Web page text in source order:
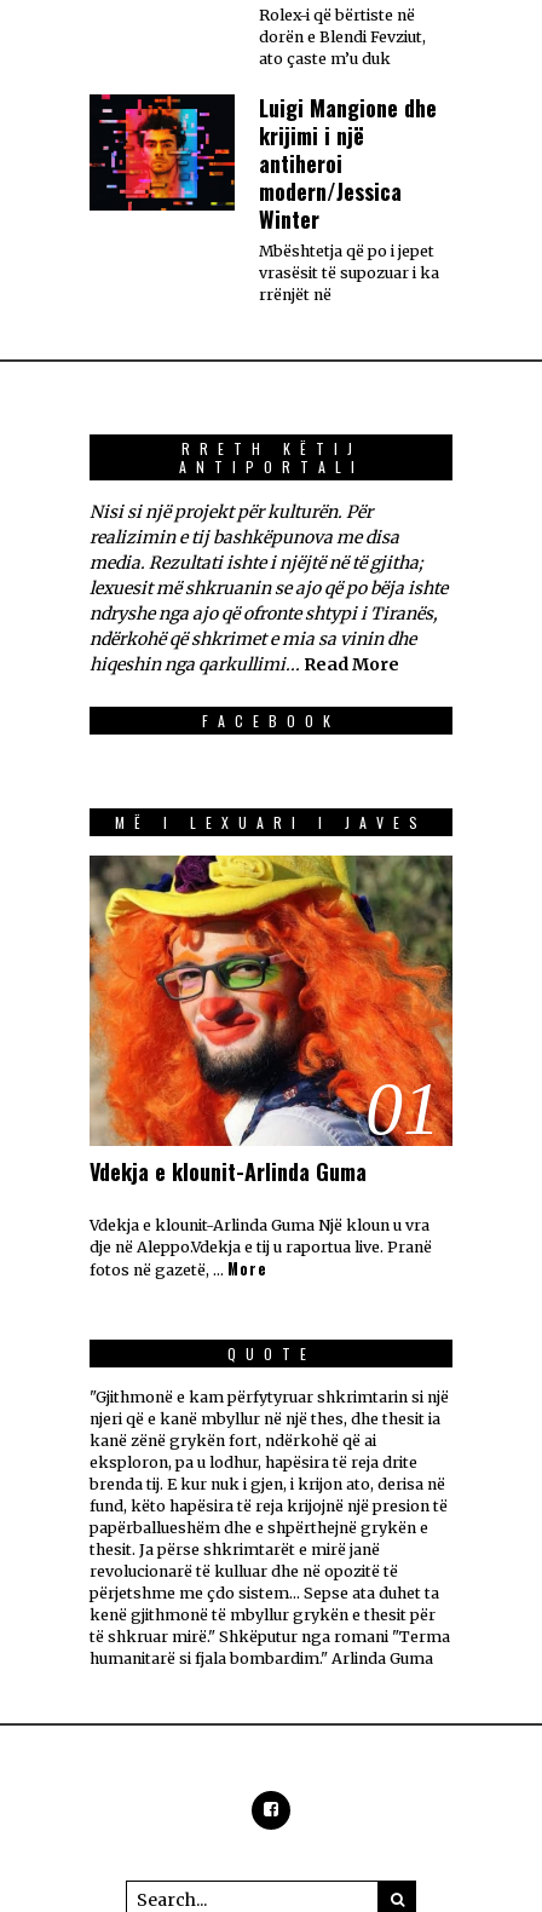
Rolex-i që bërtiste në
dorën e Blendi Fevziut,
ato çaste m’u duk
Luigi Mangione dhe
krijimi i një
antiheroi
modern/Jessica
Winter
Mbështetja që po i jepet
vrasësit të supozuar i ka
rrënjët në
RRETH KËTIJ
ANTIPORTALI
Nisi si një projekt për kulturën. Për
realizimin e tij bashkëpunova me disa
media. Rezultati ishte i njëjtë në të gjitha;
lexuesit më shkruanin se ajo që po bëja ishte
ndryshe nga ajo që ofronte shtypi i Tiranës,
ndërkohë që shkrimet e mia sa vinin dhe
hiqeshin nga qarkullimi... Read More
FACEBOOK
MË I LEXUARI I JAVES
01
Vdekja e klounit-Arlinda Guma
Vdekja e klounit-Arlinda Guma Një kloun u vra
dje në Aleppo.Vdekja e tij u raportua live. Pranë
fotos në gazetë, … More
QUOTE
"Gjithmonë e kam përfytyruar shkrimtarin si një
njeri që e kanë mbyllur në një thes, dhe thesit ia
kanë zënë grykën fort, ndërkohë që ai
eksploron, pa u lodhur, hapësira të reja drite
brenda tij. E kur nuk i gjen, i krijon ato, derisa në
fund, këto hapësira të reja krijojnë një presion të
papërballueshëm dhe e shpërthejnë grykën e
thesit. Ja përse shkrimtarët e mirë janë
revolucionarë të kulluar dhe në opozitë të
përjetshme me çdo sistem... Sepse ata duhet ta
kenë gjithmonë të mbyllur grykën e thesit për
të shkruar mirë." Shkëputur nga romani "Terma
humanitarë si fjala bombardim." Arlinda Guma